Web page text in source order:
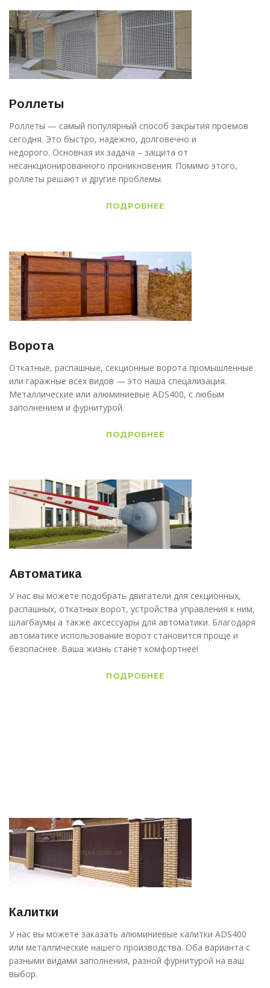
Роллеты
Роллеты — самый популярный способ закрытия проемов
сегодня. Это быстро, надежно, долговечно и
недорого. Основная их задача – защита от
несанкционированного проникновения. Помимо этого,
роллеты решают и другие проблемы.
ПОДРОБНЕЕ
Ворота
Откатные, распашные, секционные ворота промышленные
или гаражные всех видов — это наша спецализация.
Металлические или алюминиевые ADS400, с любым
заполнением и фурнитурой.
ПОДРОБНЕЕ
Автоматика
У нас вы можете подобрать двигатели для секционных,
распашных, откатных ворот, устройства управления к ним,
шлагбаумы а также аксессуары для автоматики. Благодаря
автоматике использование ворот становится проще и
безопаснее. Ваша жизнь станет комфортнее!
ПОДРОБНЕЕ
Калитки
У нас вы можете заказать алюминиевые калитки ADS400
или металлические нашего производства. Оба варианта с
разными видами заполнения, разной фурнитурой на ваш
выбор.